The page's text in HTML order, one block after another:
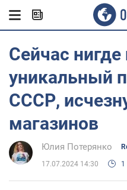
Сейчас
уникальный
СССР,
магазинов
Юлия Потерянко
17.07.2024 14:30 1